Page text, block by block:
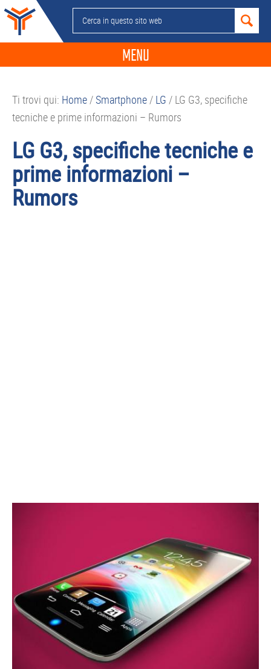
Passa
alla
navigazione
Passa
contenuto
Passa
alla
barra
Passa
piè
Cerca
in
sito
MENU
GUIDE ACQUISTO
SMARTPHONE
TABLET
Ti trovi qui: Home/Smartphone/ LG / LG G3, specifiche
tecniche e prime informazioni – Rumors
LG G3, specifiche tecniche e
prime informazioni –
Rumors